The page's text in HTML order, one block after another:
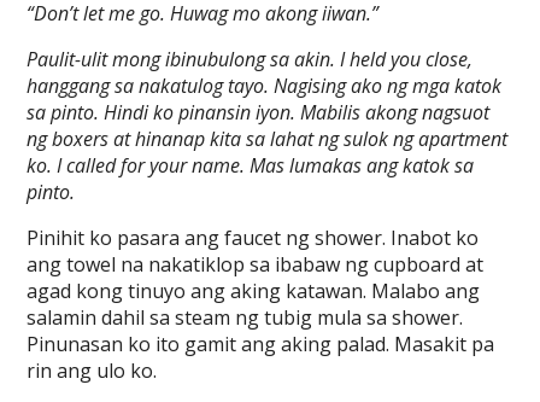
“Don’t let me go. Huwag mo akong iiwan.”
Paulit-ulit mong ibinubulong sa akin. I held you close,
hanggang sa nakatulog tayo. Nagising ako ng mga katok
sa pinto. Hindi ko pinansin iyon. Mabilis akong nagsuot
ng boxers at hinanap kita sa lahat ng sulok ng apartment
ko. I called for your name. Mas lumakas ang katok sa
pinto.
Pinihit ko pasara ang faucet ng shower. Inabot ko
ang towel na nakatiklop sa ibabaw ng cupboard at
agad kong tinuyo ang aking katawan. Malabo ang
salamin dahil sa steam ng tubig mula sa shower.
Pinunasan ko ito gamit ang aking palad. Masakit pa
rin ang ulo ko.